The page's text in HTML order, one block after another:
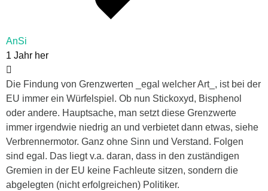
AnSi
1 Jahr her
Die Findung von Grenzwerten _egal welcher Art_, ist bei der
EU immer ein Würfelspiel. Ob nun Stickoxyd, Bisphenol
oder andere. Hauptsache, man setzt diese Grenzwerte
immer irgendwie niedrig an und verbietet dann etwas, siehe
Verbrennermotor. Ganz ohne Sinn und Verstand. Folgen
sind egal. Das liegt v.a. daran, dass in den zuständigen
Gremien in der EU keine Fachleute sitzen, sondern die
abgelegten (nicht erfolgreichen) Politiker.